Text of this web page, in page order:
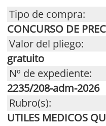
Tipo de compra:
CONCURSO DE
Valor del pliego:
gratuito
Nº de expediente:
2235/208-adm-2026
Rubro(s):
UTILES MEDICOS